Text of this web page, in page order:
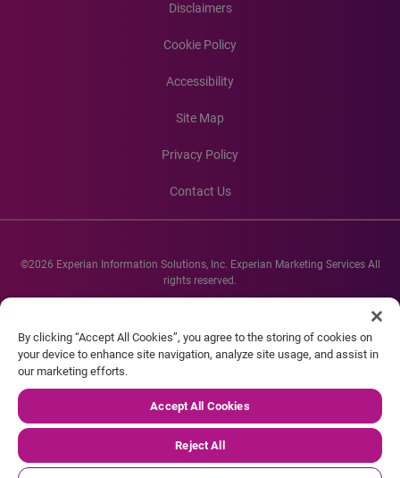
Disclaimers
Cookie Policy
Accessibility
Site Map
Privacy Policy
Contact Us
©2026 Experian Information Solutions, Inc. Experian Marketing Services All
rights reserved.
Experian and the Experian marks used herein are service marks or registered
company names mentioned herein are the property of their respective
owners.
By clicking “Accept All Cookies”, you agree to the storing of cookies on
your device to enhance site navigation, analyze site usage, and assist in
our marketing efforts.
Accept All Cookies
Reject All